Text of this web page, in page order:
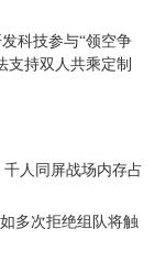
科技参与“领空争
支持双人共乘定制
人同屏战场内存占
多次拒绝组队将触